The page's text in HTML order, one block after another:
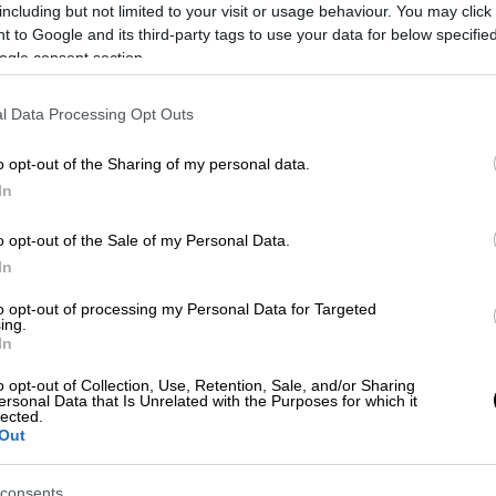
but not limited to your visit or usage behaviour. You may
to Google and its third-party tags to use your data for below
consent section.
Data Processing Opt Outs
opt-out of the Sharing of my personal data.
opt-out of the Sale of my Personal Data.
opt-out of processing my Personal Data for Targeted
opt-out of Collection, Use, Retention, Sale, and/or Sharing
Data that Is Unrelated with the Purposes for which it
την ένταξη κοινωνικών
προβληματισμών στον χώρο της
τέχνης αλλά και τη σημασία της
καλλιτεχνικής εκπαίδευσης στο
Πειραιώς 260: Η χορογράφος Αγνή
απόλαυση της αναπαράστασης»
τολμηρή πρόταση με τη ματιά της
χορογράφου που στο παρελθόν έχει
Δημήτρη Παπαϊωάννου, τον Γιάννη
Σκουρλέτη / Bijoux de Kant και τον